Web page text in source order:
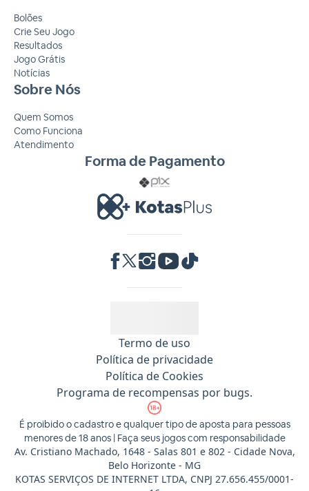
Bolões
Crie Seu Jogo
Resultados
Jogo Grátis
Notícias
Sobre Nós
Quem Somos
Como Funciona
Atendimento
Forma de Pagamento
Termo de uso
Política de privacidade
Política de Cookies
Programa de recompensas por bugs.
É proibido o cadastro e qualquer tipo de aposta para pessoas
menores de 18 anos | Faça seus jogos com responsabilidade
Av. Cristiano Machado, 1648 - Salas 801 e 802 - Cidade Nova,
Belo Horizonte - MG
KOTAS SERVIÇOS DE INTERNET LTDA, CNPJ 27.656.455/0001-